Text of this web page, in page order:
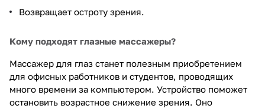
Возвращает остроту зрения.
Кому подходят глазные массажеры?
Массажер для глаз станет полезным приобретением
для офисных работников и студентов, проводящих
много времени за компьютером. Устройство поможет
остановить возрастное снижение зрения. Оно